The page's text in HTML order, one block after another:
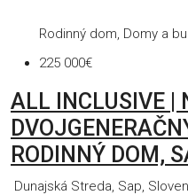
Rodinný dom, Domy a
225 000€
ALL INCLUSIVE |
RODINNÝ DOM,
Dunajská Streda, Sap,